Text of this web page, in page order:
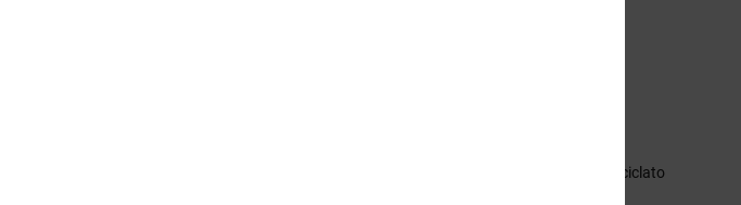
[Tessuto principale] 75% cotone, 25% cotone riciclato